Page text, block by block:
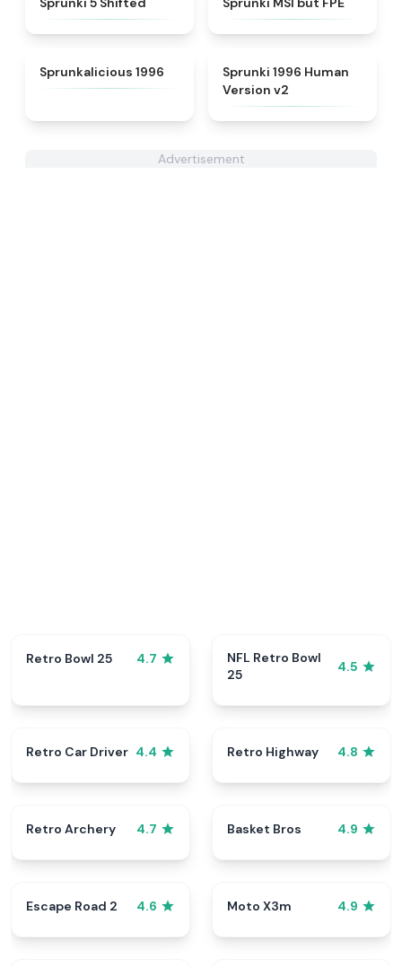
★4.3
Sprunkalicious 1996
Sprunki 1996 Human
Version v2
Advertisement
Retro Bowl 25 4.7
NFL Retro Bowl
25
4.5
Retro Car Driver 4.4 Retro Highway 4.8
Retro Archery 4.7 Basket Bros 4.9
Escape Road 2 4.6 Moto X3m 4.9